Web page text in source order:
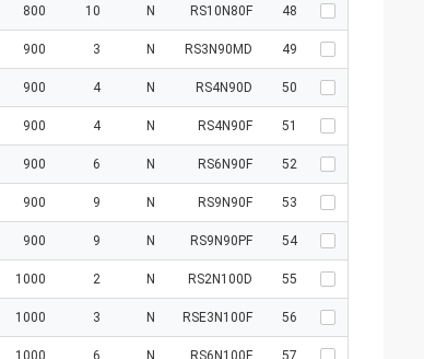
48
RS10N80F
N
10
800
49
RS3N90MD
N
3
900
50
RS4N90D
N
4
900
51
RS4N90F
N
4
900
52
RS6N90F
N
6
900
53
RS9N90F
N
9
900
54
RS9N90PF
N
9
900
55
RS2N100D
N
2
1000
56
RSE3N100F
N
3
1000
57
RS6N100F
N
6
1000